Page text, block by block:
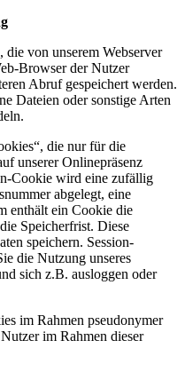
von unserem Webserver
Browser der Nutzer
Abruf gespeichert werden.
Dateien oder sonstige Arten
die nur für die
unserer Onlinepräsenz
Cookie wird eine zufällig
abgelegt, eine
enthält ein Cookie die
Speicherfrist. Diese
speichern. Session-
die Nutzung unseres
sich z.B. ausloggen oder
im Rahmen pseudonymer
im Rahmen dieser